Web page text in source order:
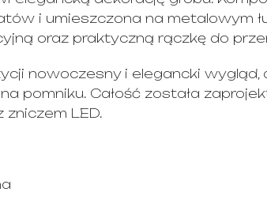
i umieszczona na metalowym
oraz praktyczną rączkę do
nowoczesny i elegancki wygląd,
pomniku. Całość została
LED.